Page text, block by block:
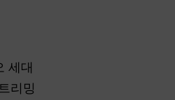
세대
리밍